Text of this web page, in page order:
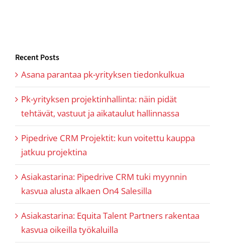
Recent Posts
Asana parantaa pk-yrityksen tiedonkulkua
Pk-yrityksen projektinhallinta: näin pidät
tehtävät, vastuut ja aikataulut hallinnassa
Pipedrive CRM Projektit: kun voitettu kauppa
jatkuu projektina
Asiakastarina: Pipedrive CRM tuki myynnin
kasvua alusta alkaen On4 Salesilla
Asiakastarina: Equita Talent Partners rakentaa
kasvua oikeilla työkaluilla